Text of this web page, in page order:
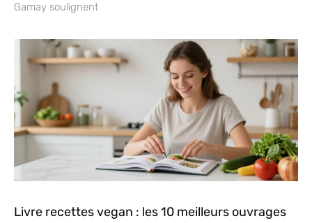
Gamay soulignent
Livre recettes vegan : les 10 meilleurs ouvrages